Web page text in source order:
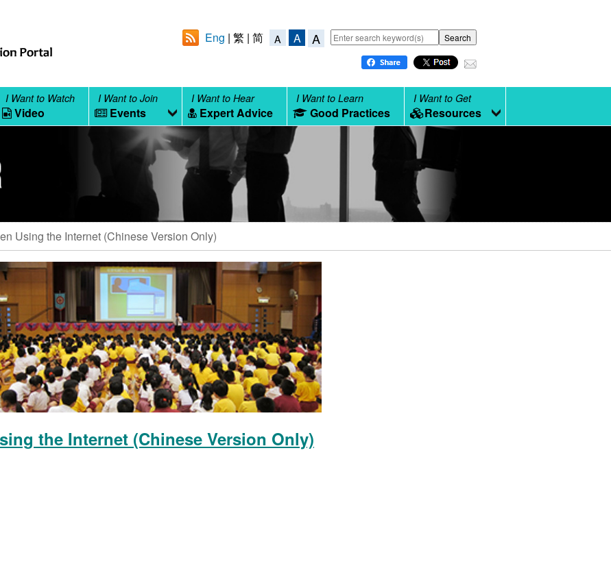
Eng 繁 简 A A A
I Want to Watch
Video
I Want to Join
Events
I Want to Hear
Expert Advice
I Want to Learn
Good Practices
I Want to Get
Resources
Using the Internet (Chinese Version Only)
the Internet (Chinese Version Only)